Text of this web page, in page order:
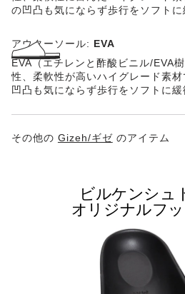
の凹凸も気にならず歩行をソフトに
アウターソール: EVA
EVA（エチレンと酢酸ビニル/EVA
性、柔軟性が高いハイグレード素
凹凸も気にならず歩行をソフトに緩
その他の Gizeh/ギゼのアイテム
ビルケンシュ
オリジナルフ